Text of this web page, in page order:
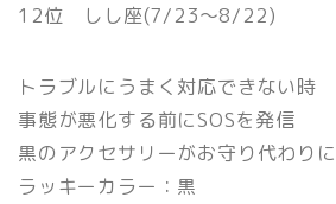
12位 しし座(7/23〜8/22)
トラブルにうまく対応できない時
事態が悪化する前にSOSを発信
黒のアクセサリーがお守り代わりに
ラッキーカラー：黒